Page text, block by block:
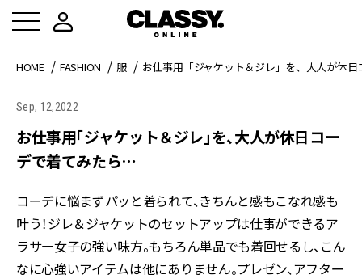
HOME FASHION 服 お仕事用「ジャケット＆ジレ」を、大人が休
Sep, 12,2022
お仕事用「ジャケット＆ジレ」を、大人が休日コー
デで着てみたら…
コーデに悩まずパッと着られて、きちんと感もこなれ感も
叶う！ジレ＆ジャケットのセットアップは仕事ができるア
ラサー女子の強い味方。もちろん単品でも着回せるし、こん
なに心強いアイテムは他にありません。プレゼン、アフター